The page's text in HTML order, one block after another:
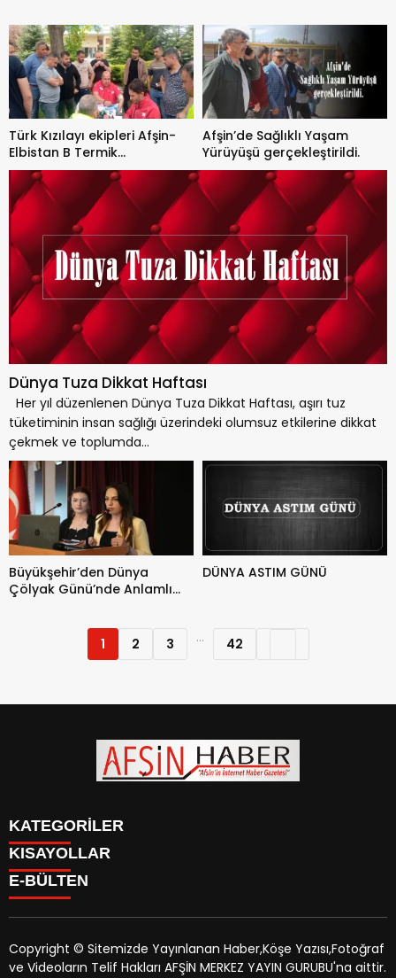
Türk Kızılayı ekipleri Afşin-
Elbistan B Termik
Santralinde Kan bağışlarını
kabul ettiler.
Dünya Tuza Dikkat Haftası
Her yıl düzenlenen Dünya Tuza Dikkat Haftası, aşırı tuz
tüketiminin insan sağlığı üzerindeki olumsuz etkilerine dikkat
çekmek ve toplumda...
Afşin’de Sağlıklı Yaşam
Yürüyüşü gerçekleştirildi.
Büyükşehir’den Dünya
Çölyak Günü’nde Anlamlı
DÜNYA ASTIM GÜNÜ
1 2 3 ... 42
KATEGORİLER
SİYASET
EĞİTİM
MAGAZİN
MANŞETLER
KISAYOLLAR
SİYASET
EĞİTİM
KÜLTÜR SANAT
MAGAZİN
E-BÜLTEN
Copyright © Sitemizde Yayınlanan Haber,Köşe Yazısı,Fotoğraf
ve Videoların Telif Hakları AFŞİN MERKEZ YAYIN GURUBU'na aittir.